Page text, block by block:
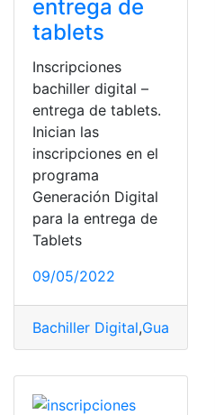
entrega de
tablets
Inscripciones
bachiller digital –
entrega de tablets.
Inician las
inscripciones en el
programa
Generación Digital
para la entrega de
Tablets
09/05/2022
Bachiller Digital,Guayaquil